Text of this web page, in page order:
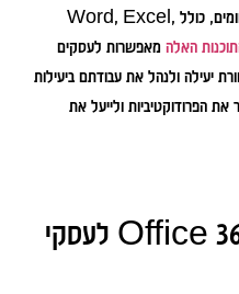
מיקרוסופט. הוא מקיף מגוון רחב של יישומים, כולל Word, Excel,
האלה מאפשרות לעסקים
יעילה ולנהל את עבודתם ביעילות
את הפרודוקטיביות ולייעל את
החיוניות של תוכנות Office 365 לעסקי